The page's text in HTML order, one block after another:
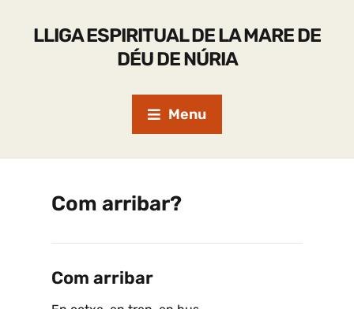
LLIGA ESPIRITUAL DE LA MARE DE
DÉU DE NÚRIA
Menu
Com arribar?
Com arribar